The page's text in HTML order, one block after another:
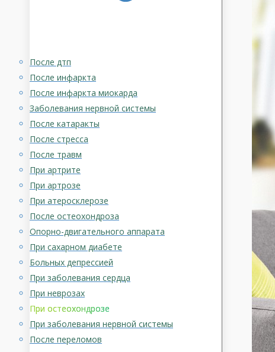
После дтп
После инфаркта
После инфаркта миокарда
Заболевания нервной системы
После катаракты
После стресса
После травм
При артрите
При артрозе
При атеросклерозе
После остеохондроза
Опорно-двигательного аппарата
При сахарном диабете
Больных депрессией
При заболевания сердца
При неврозах
При остеохондрозе
При заболевания нервной системы
После переломов